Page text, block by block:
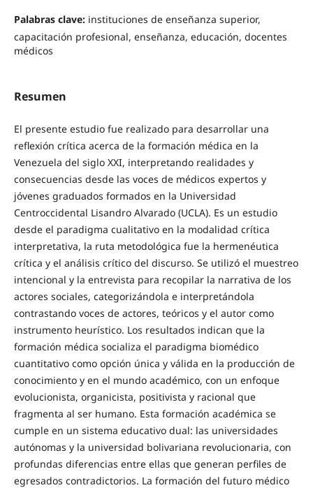
Palabras clave: instituciones de enseñanza superior,
capacitación profesional, enseñanza, educación, docentes
médicos
Resumen
El presente estudio fue realizado para desarrollar una
reflexión crítica acerca de la formación médica en la
Venezuela del siglo XXI, interpretando realidades y
consecuencias desde las voces de médicos expertos y
jóvenes graduados formados en la Universidad
Centroccidental Lisandro Alvarado (UCLA). Es un estudio
desde el paradigma cualitativo en la modalidad crítica
interpretativa, la ruta metodológica fue la hermenéutica
crítica y el análisis crítico del discurso. Se utilizó el muestreo
intencional y la entrevista para recopilar la narrativa de los
actores sociales, categorizándola e interpretándola
contrastando voces de actores, teóricos y el autor como
instrumento heurístico. Los resultados indican que la
formación médica socializa el paradigma biomédico
cuantitativo como opción única y válida en la producción de
conocimiento y en el mundo académico, con un enfoque
evolucionista, organicista, positivista y racional que
fragmenta al ser humano. Esta formación académica se
cumple en un sistema educativo dual: las universidades
autónomas y la universidad bolivariana revolucionaria, con
profundas diferencias entre ellas que generan perfiles de
egresados contradictorios. La formación del futuro médico